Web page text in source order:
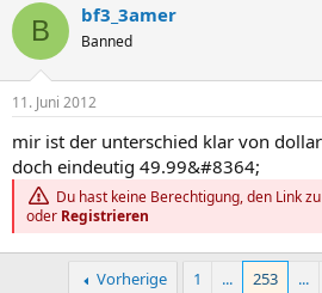
B bf3_3amer
Banned
11. Juni 2012
mir ist der unterschied klar von
doch eindeutig 49.99&#8364;
Du hast keine Berechtigung, den Link
oder Registrieren
Vorherige 1 ... 253 ...